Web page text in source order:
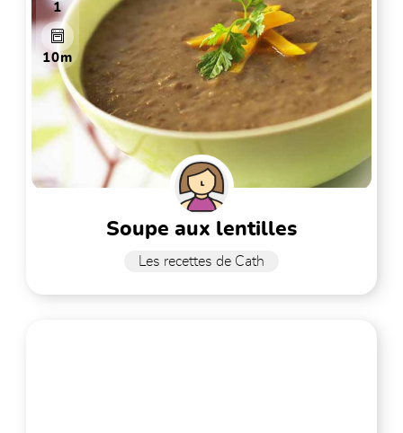
1
10m
soupe aux lentilles
Les recettes de Cath